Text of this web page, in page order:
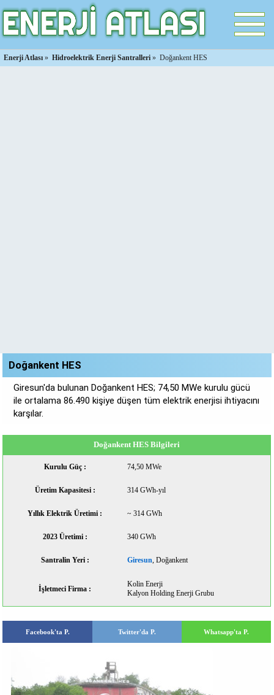
Enerji Atlası » Hidroelektrik Enerji Santralleri » Doğankent HES
Doğankent HES
Giresun'da bulunan Doğankent HES; 74,50 MWe kurulu gücü
ile ortalama 86.490 kişiye düşen tüm elektrik enerjisi ihtiyacını
karşılar.
Doğankent HES Bilgileri
Kurulu Güç : 74,50 MWe
Üretim Kapasitesi : 314 GWh-yıl
Yıllık Elektrik Üretimi : ~ 314 GWh
2023 Üretimi : 340 GWh
Santralin Yeri : Giresun, Doğankent
İşletmeci Firma :
Kolin Enerji
Kalyon Holding Enerji Grubu
Facebook'ta P. Twitter'da P. Whatsapp'ta P.